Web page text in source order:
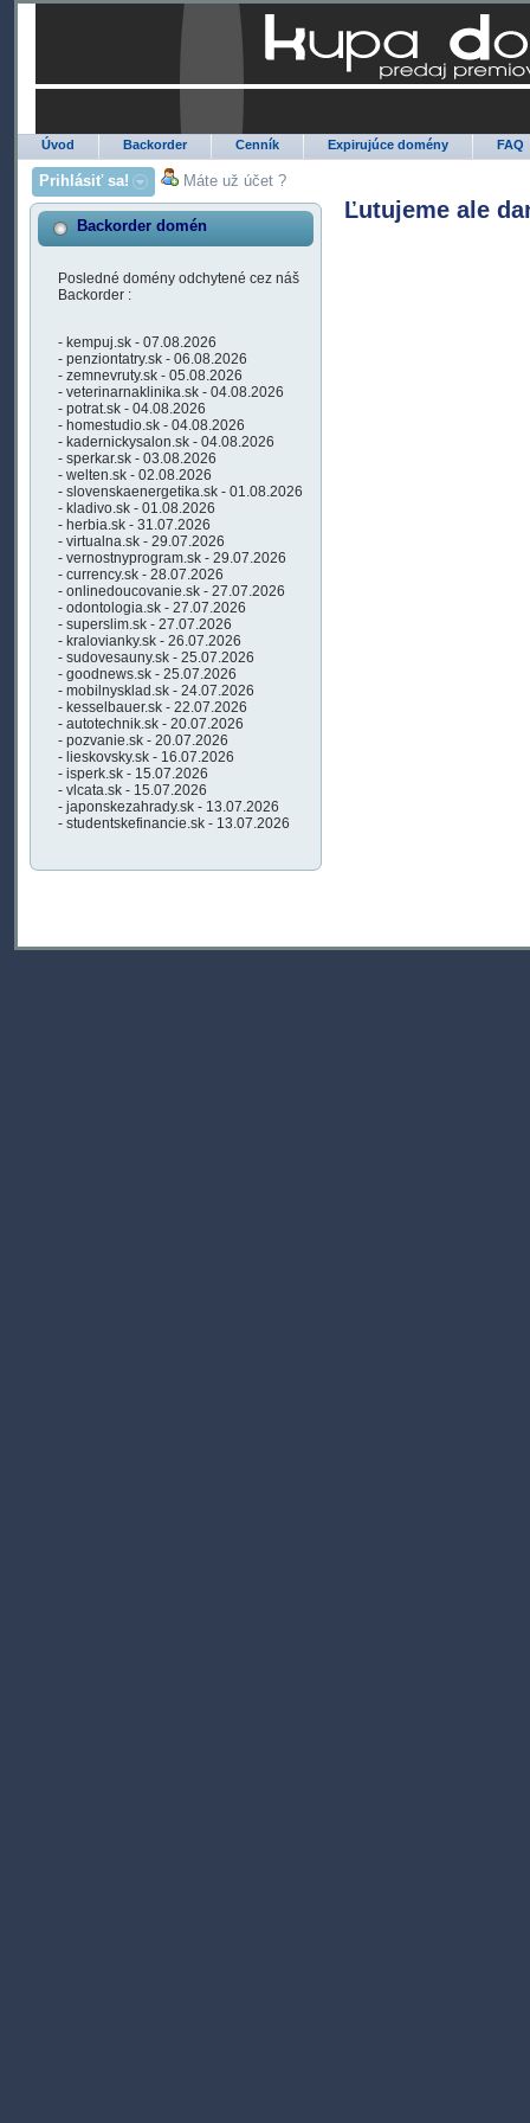
Úvod Backorder Cenník Expirujúce domény FAQ
Prihlásiť sa! Máte už účet ?
Backorder domén
Posledné domény odchytené cez náš
Backorder :
- kempuj.sk - 07.08.2026
- penziontatry.sk - 06.08.2026
- zemnevruty.sk - 05.08.2026
- veterinarnaklinika.sk - 04.08.2026
- potrat.sk - 04.08.2026
- homestudio.sk - 04.08.2026
- kadernickysalon.sk - 04.08.2026
- sperkar.sk - 03.08.2026
- welten.sk - 02.08.2026
- slovenskaenergetika.sk - 01.08.2026
- kladivo.sk - 01.08.2026
- herbia.sk - 31.07.2026
- virtualna.sk - 29.07.2026
- vernostnyprogram.sk - 29.07.2026
- currency.sk - 28.07.2026
- onlinedoucovanie.sk - 27.07.2026
- odontologia.sk - 27.07.2026
- superslim.sk - 27.07.2026
- kralovianky.sk - 26.07.2026
- sudovesauny.sk - 25.07.2026
- goodnews.sk - 25.07.2026
- mobilnysklad.sk - 24.07.2026
- kesselbauer.sk - 22.07.2026
- autotechnik.sk - 20.07.2026
- pozvanie.sk - 20.07.2026
- lieskovsky.sk - 16.07.2026
- isperk.sk - 15.07.2026
- vlcata.sk - 15.07.2026
- japonskezahrady.sk - 13.07.2026
- studentskefinancie.sk - 13.07.2026
Ľutujeme ale